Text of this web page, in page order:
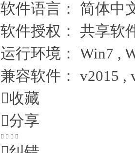
软件语言：
简体中
软件授权：
共享软
运行环境：
Win7 ,
兼容软件：
v2015 ,
收藏
分享
   